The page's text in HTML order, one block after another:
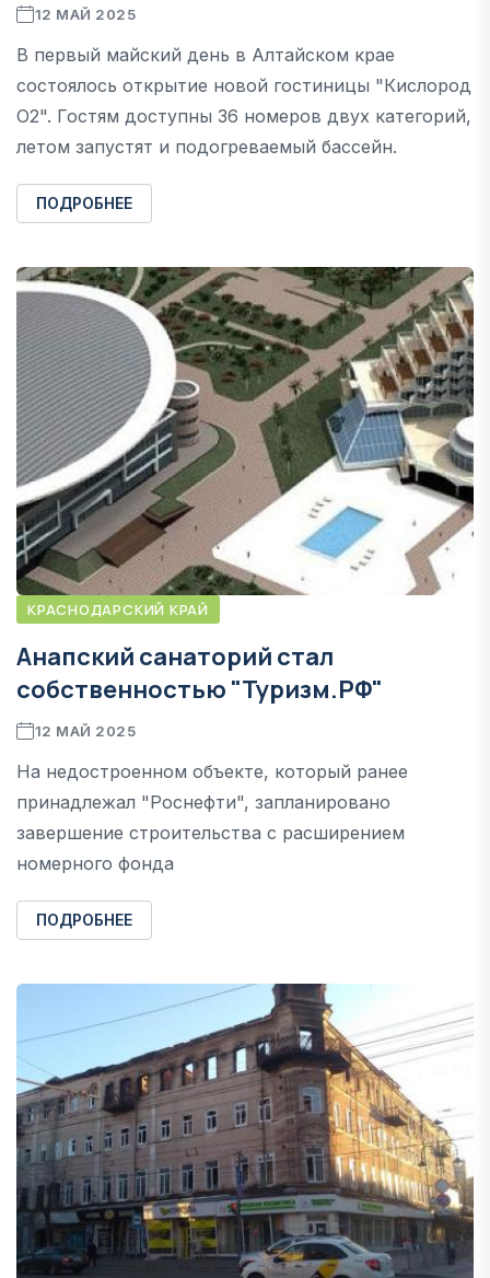
12 МАЙ 2025
В первый майский день в Алтайском крае
состоялось открытие новой гостиницы "Кислород
О2". Гостям доступны 36 номеров двух категорий,
летом запустят и подогреваемый бассейн.
ПОДРОБНЕЕ
КРАСНОДАРСКИЙ КРАЙ
Анапский санаторий стал
собственностью "Туризм.РФ"
12 МАЙ 2025
На недостроенном объекте, который ранее
принадлежал "Роснефти", запланировано
завершение строительства с расширением
номерного фонда
ПОДРОБНЕЕ